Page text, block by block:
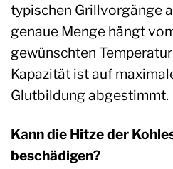
typischen Grillvorgänge
genaue Menge hängt
gewünschten
Kapazität ist auf
Glutbildung abgestimmt.
Kann die Hitze der
beschädigen?